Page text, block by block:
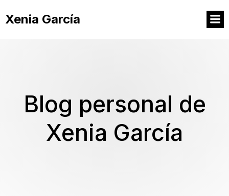
Xenia García
Blog personal de
Xenia García